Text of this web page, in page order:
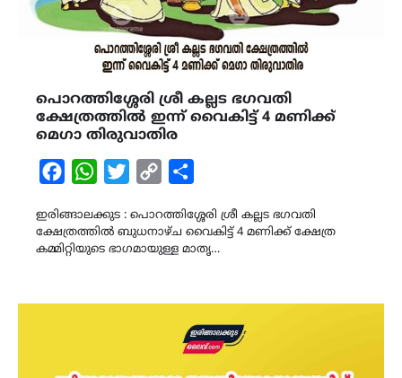
പൊറത്തിശ്ശേരി ശ്രീ കല്ലട ഭഗവതി
ക്ഷേത്രത്തിൽ ഇന്ന് വൈകിട്ട് 4 മണിക്ക്
മെഗാ തിരുവാതിര
FacebookWhatsAppTwitterCopy
ഇരിങ്ങാലക്കുട : പൊറത്തിശ്ശേരി ശ്രീ കല്ലട ഭഗവതി
ക്ഷേത്രത്തിൽ ബുധനാഴ്ച വൈകിട്ട് 4 മണിക്ക് ക്ഷേത്ര
കമ്മിറ്റിയുടെ ഭാഗമായുള്ള മാതൃ…